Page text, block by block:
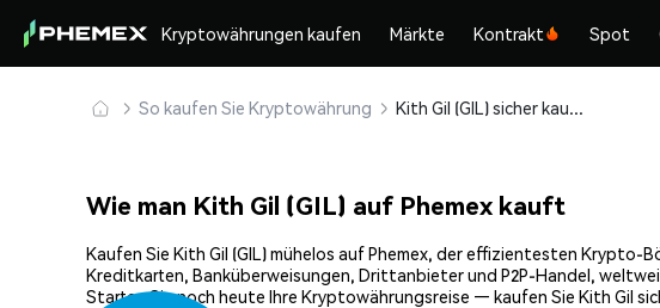
Kryptowährungen kaufen Märkte Kontrakt Spot
So kaufen Sie Kryptowährung Kith Gil (GIL) sicher kaufen und speichern
Wie man Kith Gil (GIL) auf Phemex kauft
Kaufen Sie Kith Gil (GIL) mühelos auf Phemex, der effizientesten
Kreditkarten, Banküberweisungen, Drittanbieter und P2P-Handel,
Starten Sie noch heute Ihre Kryptowährungsreise — kaufen Sie Kith Gil